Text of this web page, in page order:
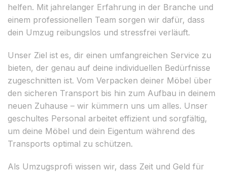
helfen. Mit jahrelanger Erfahrung in der Branche und
einem professionellen Team sorgen wir dafür, dass
dein Umzug reibungslos und stressfrei verläuft.
Unser Ziel ist es, dir einen umfangreichen Service zu
bieten, der genau auf deine individuellen Bedürfnisse
zugeschnitten ist. Vom Verpacken deiner Möbel über
den sicheren Transport bis hin zum Aufbau in deinem
neuen Zuhause – wir kümmern uns um alles. Unser
geschultes Personal arbeitet effizient und sorgfältig,
um deine Möbel und dein Eigentum während des
Transports optimal zu schützen.
Als Umzugsprofi wissen wir, dass Zeit und Geld für